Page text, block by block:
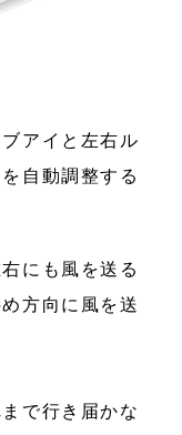
アイと左右ル
自動調整する
にも風を送る
方向に風を送
で行き届かな